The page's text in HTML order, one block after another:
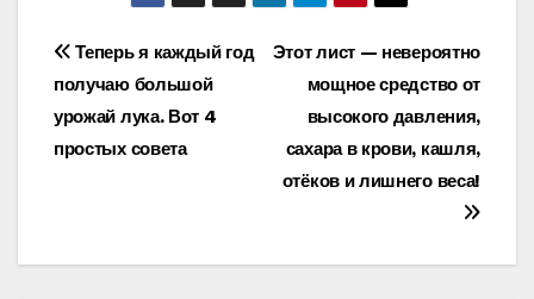
Навигация
по
записям
Этот лист — невероятно
мощное средство от
высокого давления,
сахара в крови, кашля,
отёков и лишнего веса!
Теперь я каждый год
получаю большой
урожай лука. Вот 4
простых совета